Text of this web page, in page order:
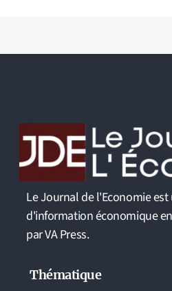
Le Journal de l'Economie
d'information économique
par VA Press.
Thématique